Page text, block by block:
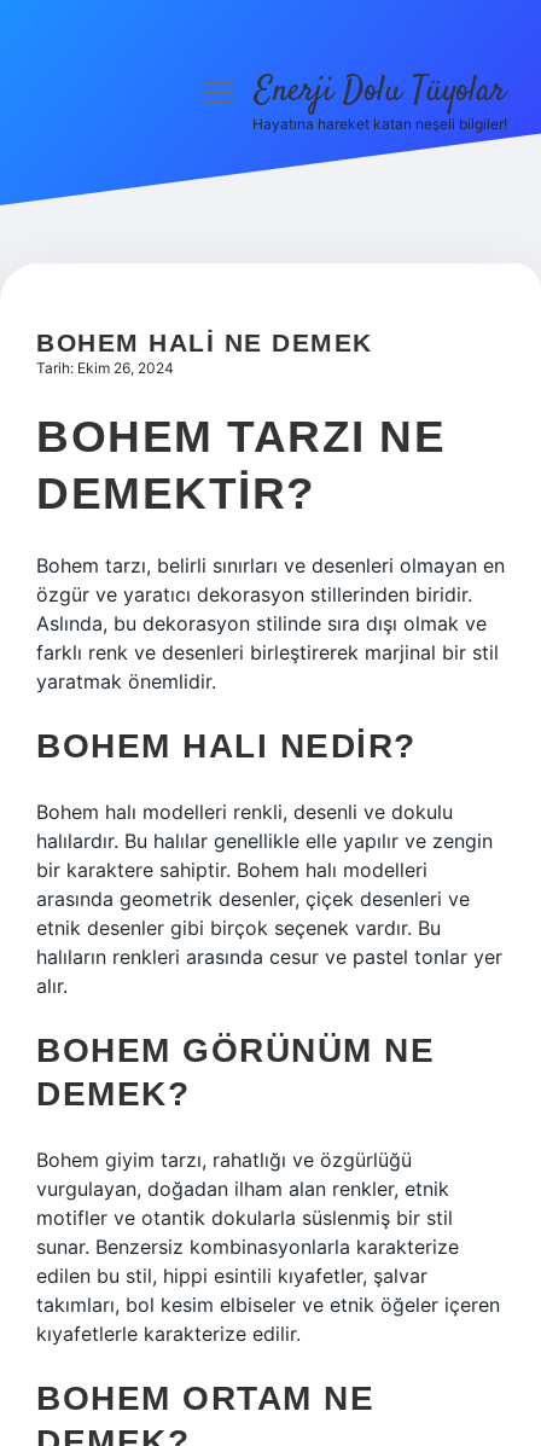
Hakkımızda
menüyüEnerji Dolu Tüyolar
Hayatına hareket katan neşeli bilgiler!
BOHEM HALI NE DEMEK
Tarih: Ekim 26, 2024
BOHEM TARZI NE
DEMEKTIR?
Bohem tarzı, belirli sınırları ve desenleri olmayan en
özgür ve yaratıcı dekorasyon stillerinden biridir.
Aslında, bu dekorasyon stilinde sıra dışı olmak ve
farklı renk ve desenleri birleştirerek marjinal bir stil
yaratmak önemlidir.
BOHEM HALI NEDIR?
Bohem halı modelleri renkli, desenli ve dokulu
halılardır. Bu halılar genellikle elle yapılır ve zengin
bir karaktere sahiptir. Bohem halı modelleri
arasında geometrik desenler, çiçek desenleri ve
etnik desenler gibi birçok seçenek vardır. Bu
halıların renkleri arasında cesur ve pastel tonlar yer
alır.
BOHEM GÖRÜNÜM NE
DEMEK?
Bohem giyim tarzı, rahatlığı ve özgürlüğü
vurgulayan, doğadan ilham alan renkler, etnik
motifler ve otantik dokularla süslenmiş bir stil
sunar. Benzersiz kombinasyonlarla karakterize
edilen bu stil, hippi esintili kıyafetler, şalvar
takımları, bol kesim elbiseler ve etnik öğeler içeren
kıyafetlerle karakterize edilir.
BOHEM ORTAM NE